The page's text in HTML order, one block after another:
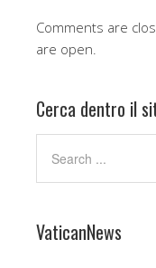
Comments are
are open.
Cerca dentro il
VaticanNews